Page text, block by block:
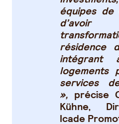
équipes de
résidence
logements
services
», précise
Kühne,
Icade